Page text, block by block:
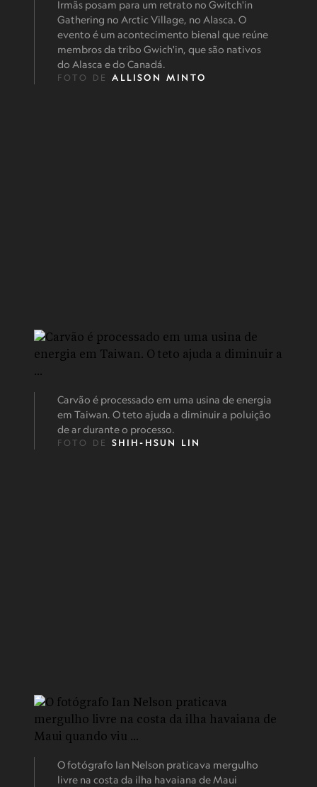
Irmãs posam para um retrato no Gwitch'in
Gathering no Arctic Village, no Alasca. O
evento é um acontecimento bienal que reúne
membros da tribo Gwich'in, que são nativos
do Alasca e do Canadá.
FOTO DE ALLISON MINTO
Carvão é processado em uma usina de energia
em Taiwan. O teto ajuda a diminuir a poluição
de ar durante o processo.
FOTO DE SHIH-HSUN LIN
O fotógrafo Ian Nelson praticava mergulho
livre na costa da ilha havaiana de Maui